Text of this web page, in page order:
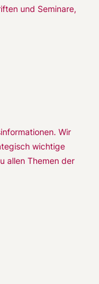
und Seminare,
Wir
wichtige
allen Themen der